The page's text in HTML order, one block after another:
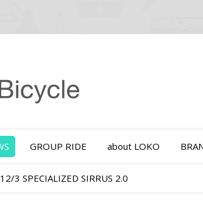
GROUP RIDE about LOKO
12/3 SPECIALIZED SIRRUS 2.0